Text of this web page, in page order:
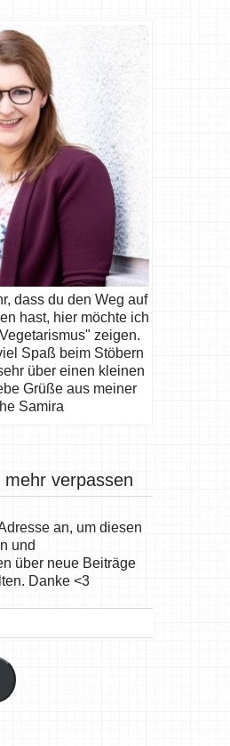
dass du den Weg auf
hast, hier möchte ich
zeigen.
Spaß beim Stöbern
über einen kleinen
Grüße aus meiner
Samira
verpassen
an, um diesen
und
über neue Beiträge
Danke <3